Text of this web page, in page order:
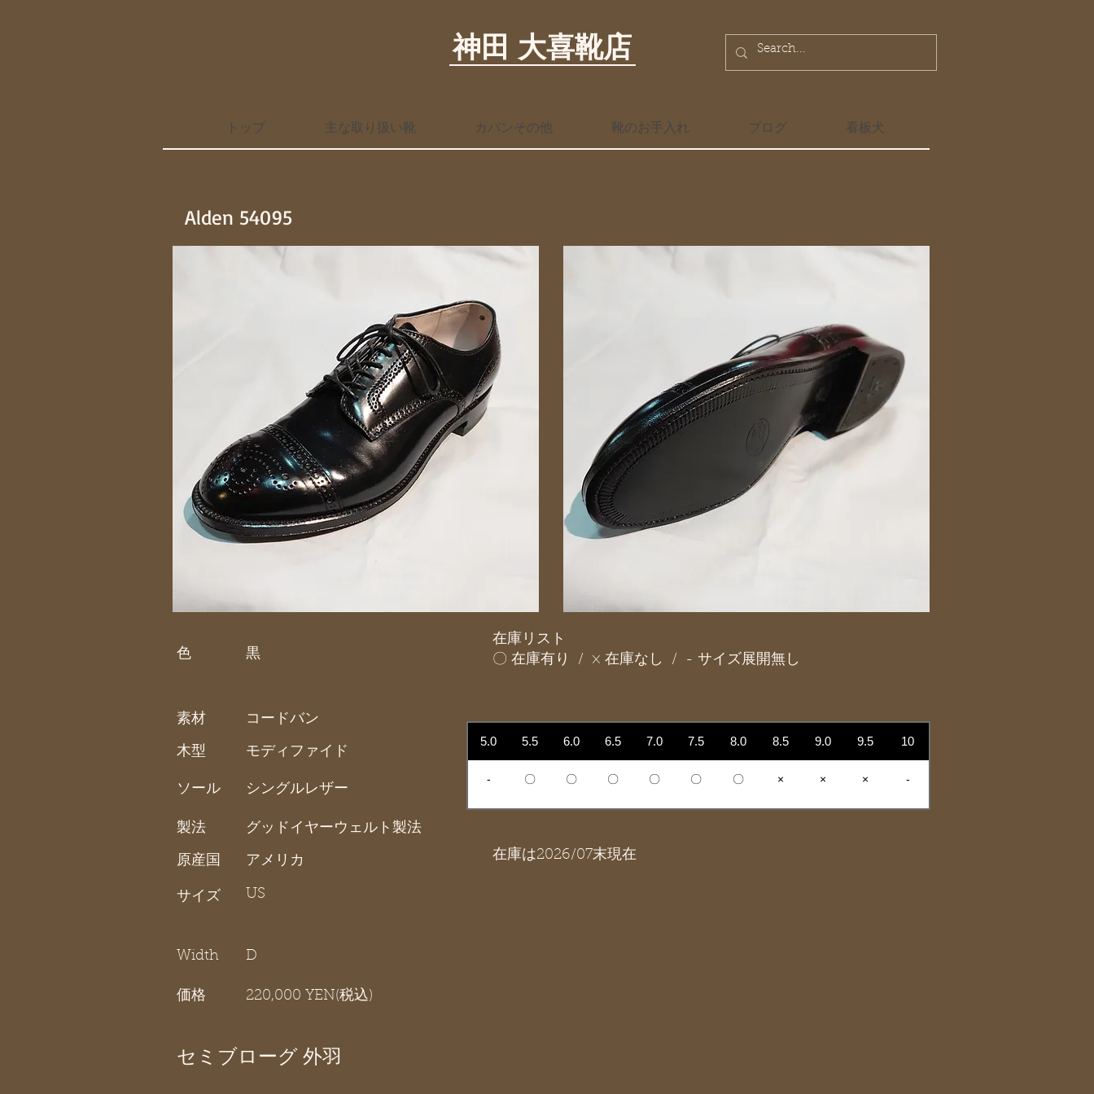
神田 大喜靴店
トップ 主な取り扱い靴 カバンその他 靴のお手入れ ブログ 看板犬
Alden 54095
色 黒
在庫リスト
〇 在庫有り / × 在庫なし / - サイズ展開無し
素材
木型
ソール
製法
原産国
サイズ
コードバン
モディファイド
シングルレザー
5.0 5.5 6.0 6.5 7.0 7.5 8.0 8.5 9.0 9.5 10
- 〇 〇 〇 〇 〇 〇 × × × -
グッドイヤーウェルト製法
アメリカ
US
在庫は2026/07末現在
Width D
価格 220,000 YEN(税込)
セミブローグ 外羽